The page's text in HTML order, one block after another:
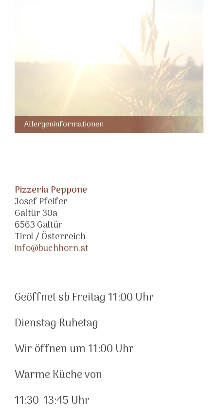
Allergeninformationen
Pizzeria Peppone
Josef Pfeifer
Galtür 30a
6563 Galtür
Tirol / Österreich
info@buchhorn.at
Geöffnet sb Freitag 11:00 Uhr
Dienstag Ruhetag
Wir öffnen um 11:00 Uhr
Warme Küche von
11:30-13:45 Uhr